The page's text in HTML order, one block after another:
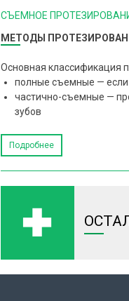
СЪЕМНОЕ
МЕТОДЫ
Основная классификация
полные съемные — если
частично-съемные —
зубов
Подробнее